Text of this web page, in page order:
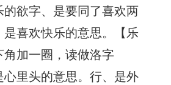
欲字、是要同了喜欢两
喜欢快乐的意思。【乐
加一圈，读做洛字
里头的意思。行、是外